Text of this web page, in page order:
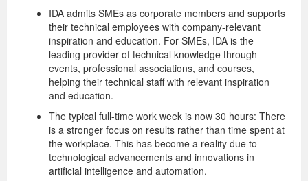
IDA admits SMEs as corporate members and supports
their technical employees with company-relevant
inspiration and education. For SMEs, IDA is the
leading provider of technical knowledge through
events, professional associations, and courses,
helping their technical staff with relevant inspiration
and education.
The typical full-time work week is now 30 hours: There
is a stronger focus on results rather than time spent at
the workplace. This has become a reality due to
technological advancements and innovations in
artificial intelligence and automation.